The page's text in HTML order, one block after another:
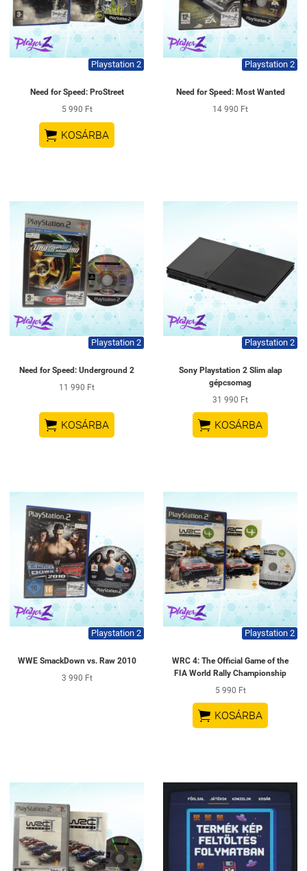
Playstation 2
Need for Speed: ProStreet
5 990 Ft
 KOSÁRBA
Playstation 2
Need for Speed: Most Wanted
14 990 Ft
Playstation 2
Need for Speed: Underground 2
11 990 Ft
 KOSÁRBA
Playstation 2
Sony Playstation 2 Slim alap
gépcsomag
31 990 Ft
 KOSÁRBA
Playstation 2
WWE SmackDown vs. Raw 2010
3 990 Ft
Playstation 2
WRC 4: The Official Game of the
FIA World Rally Championship
5 990 Ft
 KOSÁRBA